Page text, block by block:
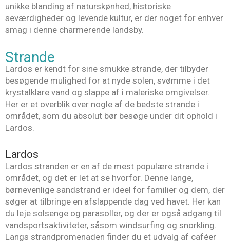
unikke blanding af naturskønhed, historiske
seværdigheder og levende kultur, er der noget for enhver
smag i denne charmerende landsby.
Strande
Lardos er kendt for sine smukke strande, der tilbyder
besøgende mulighed for at nyde solen, svømme i det
krystalklare vand og slappe af i maleriske omgivelser.
Her er et overblik over nogle af de bedste strande i
området, som du absolut bør besøge under dit ophold i
Lardos.
Lardos
Lardos stranden er en af de mest populære strande i
området, og det er let at se hvorfor. Denne lange,
børnevenlige sandstrand er ideel for familier og dem, der
søger at tilbringe en afslappende dag ved havet. Her kan
du leje solsenge og parasoller, og der er også adgang til
vandsportsaktiviteter, såsom windsurfing og snorkling.
Langs strandpromenaden finder du et udvalg af caféer